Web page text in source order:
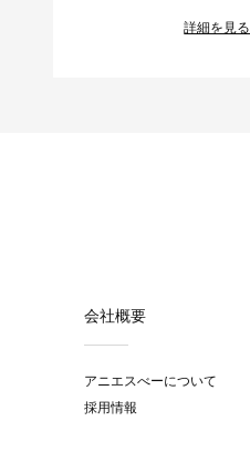
詳細を見る
会社概要
アニエスべーについて
採用情報